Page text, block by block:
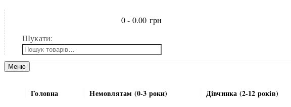
0 - 0.00 грн
Шукати:
Меню
Головна Немовлятам (0-3 роки) Дівчинка (2-12 років)